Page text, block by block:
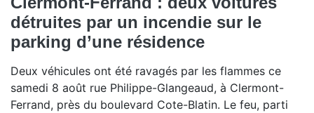
détruites par un incendie sur le
parking d’une résidence
Deux véhicules ont été ravagés par les flammes ce
samedi 8 août rue Philippe-Glangeaud, à Clermont-
Ferrand, près du boulevard Cote-Blatin. Le feu, parti